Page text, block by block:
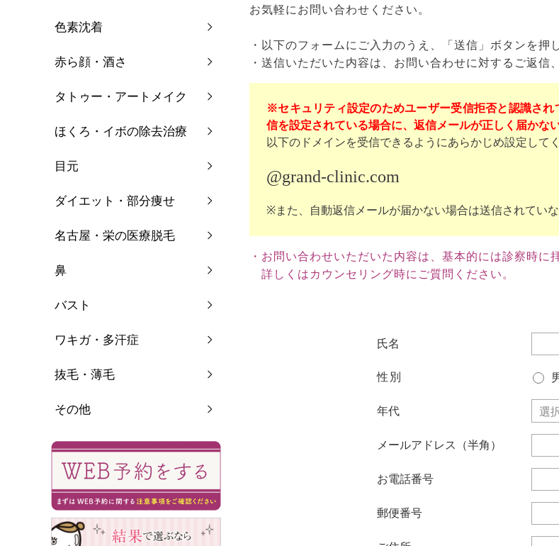
お気軽にお問い合わせください。
・以下のフォームにご入力のうえ、「送信」ボタンを押
・送信いただいた内容は、お問い合わせに対するご返信
※セキュリティ設定のためユーザー受信拒否と認識さ
信を設定されている場合に、返信メールが正しく届かな
以下のドメインを受信できるようにあらかじめ設定してく
@grand-clinic.com
※また、自動返信メールが届かない場合は送信されてい
・お問い合わせいただいた内容は、基本的には診察時に
詳しくはカウンセリング時にご質問ください。
氏名
性別
年代
メールアドレス（半角）
お電話番号
郵便番号
色素沈着
赤ら顔・酒さ
タトゥー・アートメイク
ほくろ・イボの除去治療
目元
ダイエット・部分痩せ
名古屋・栄の医療脱毛
鼻
バスト
ワキガ・多汗症
抜毛・薄毛
その他